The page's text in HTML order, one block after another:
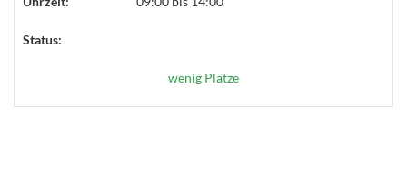
Status:
wenig Plätze